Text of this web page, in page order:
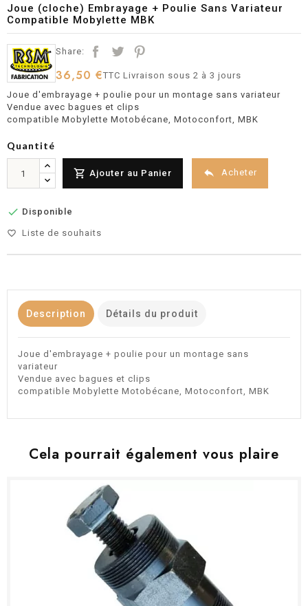
Joue (cloche) Embrayage + Poulie Sans Variateur
Compatible Mobylette MBK
Share:
36,50 €TTCLivraison sous 2 à 3 jours
Joue d'embrayage + poulie pour un montage sans variateur
Vendue avec bagues et clips
compatible Mobylette Motobécane, Motoconfort, MBK
Quantité
 Ajouter au Panier  Acheter
 Disponible
favorite_border Liste de souhaits
Description Détails du produit
Joue d'embrayage + poulie pour un montage sans
variateur
Vendue avec bagues et clips
compatible Mobylette Motobécane, Motoconfort, MBK
Cela pourrait également vous plaire